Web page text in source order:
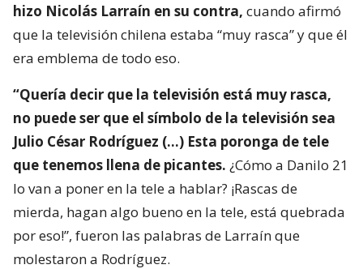
hizo Nicolás Larraín en su contra, cuando afirmó
que la televisión chilena estaba “muy rasca” y que él
era emblema de todo eso.
“Quería decir que la televisión está muy rasca,
no puede ser que el símbolo de la televisión sea
Julio César Rodríguez (…) Esta poronga de tele
que tenemos llena de picantes. ¿Cómo a Danilo 21
lo van a poner en la tele a hablar? ¡Rascas de
mierda, hagan algo bueno en la tele, está quebrada
por eso!”, fueron las palabras de Larraín que
molestaron a Rodríguez.